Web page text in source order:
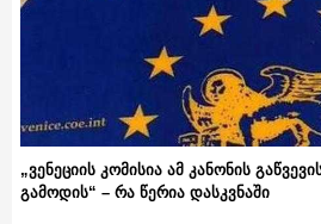
„ვენეციის კომისია ამ კანონის
გამოდის“ – რა წერია დასკვნაში